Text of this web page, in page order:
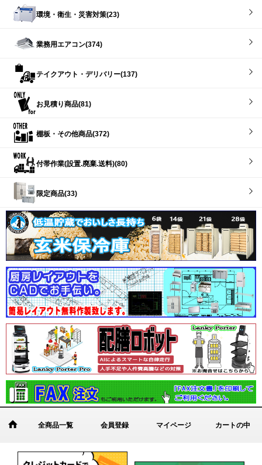
環境・衛生・災害対策(23)
業務用エアコン(374)
テイクアウト・デリバリー(137)
お見積り商品(81)
棚板・その他商品(372)
付帯作業(設置.廃棄.送料)(80)
限定商品(33)
全商品一覧 会員登録 マイページ カートの中